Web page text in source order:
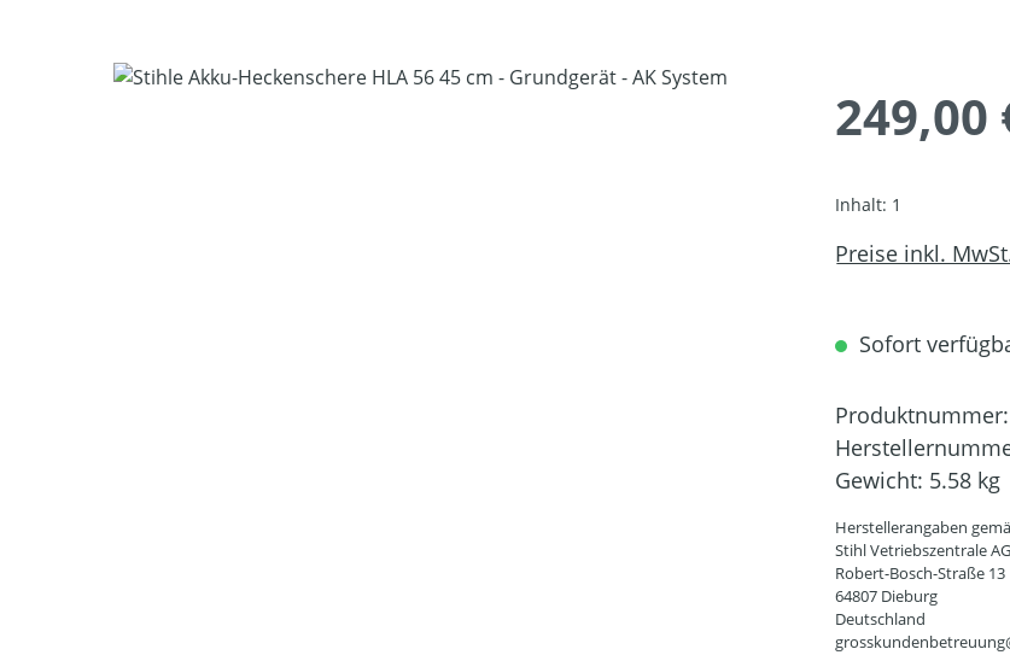
249,00
Inhalt: 1
Preise inkl.
Sofort
Produktnummer:
Gewicht: 5.58 kg
Herstellerangaben
Stihl Vetriebszentrale
Robert-Bosch-Straße 13
64807 Dieburg
Deutschland